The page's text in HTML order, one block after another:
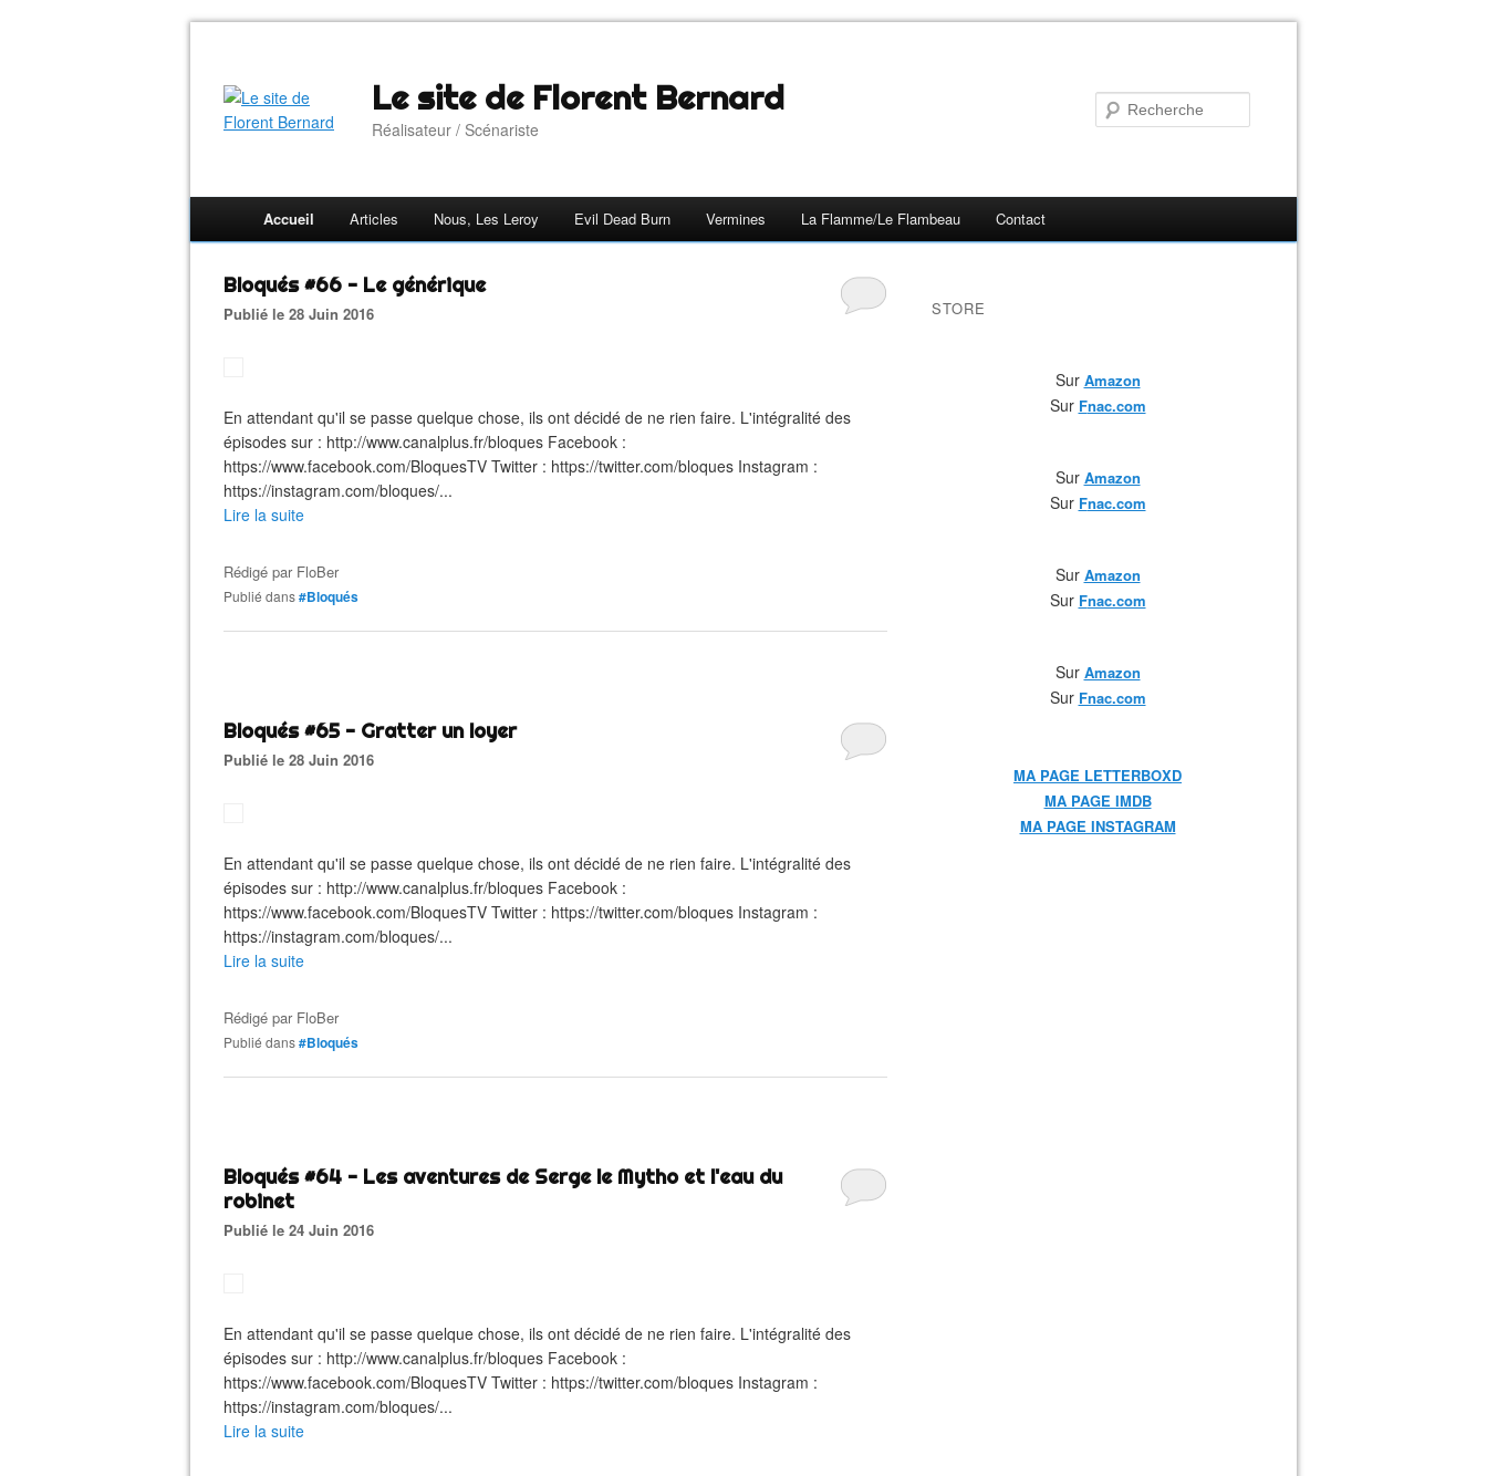
Le site de Florent Bernard
Réalisateur / Scénariste
Accueil Articles Nous, Les Leroy Evil Dead Burn Vermines La Flamme/Le Flambeau Contact
Bloqués #66 - Le générique
Publié le 28 Juin 2016
En attendant qu'il se passe quelque chose, ils ont décidé de ne rien faire. L'intégralité des
épisodes sur : http://www.canalplus.fr/bloques Facebook :
https://www.facebook.com/BloquesTV Twitter : https://twitter.com/bloques Instagram :
https://instagram.com/bloques/...
Lire la suite
Rédigé par FloBer
Publié dans#Bloqués
Bloqués #65 - Gratter un loyer
Publié le 28 Juin 2016
En attendant qu'il se passe quelque chose, ils ont décidé de ne rien faire. L'intégralité des
épisodes sur : http://www.canalplus.fr/bloques Facebook :
https://www.facebook.com/BloquesTV Twitter : https://twitter.com/bloques Instagram :
https://instagram.com/bloques/...
Lire la suite
Rédigé par FloBer
Publié dans#Bloqués
Bloqués #64 - Les aventures de Serge le Mytho et l'eau du
robinet
Publié le 24 Juin 2016
En attendant qu'il se passe quelque chose, ils ont décidé de ne rien faire. L'intégralité des
épisodes sur : http://www.canalplus.fr/bloques Facebook :
https://www.facebook.com/BloquesTV Twitter : https://twitter.com/bloques Instagram :
https://instagram.com/bloques/...
Lire la suite
STORE
Sur Amazon
Sur Fnac.com
Sur Amazon
Sur Fnac.com
Sur Amazon
Sur Fnac.com
Sur Amazon
Sur Fnac.com
MA PAGE LETTERBOXD
MA PAGE IMDB
MA PAGE INSTAGRAM